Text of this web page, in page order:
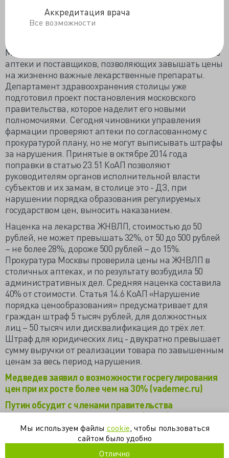
Аккредитация врача
Все возможности
ограничивать импорт лекарств, не имеющих
аналогов в России, не будут, при этом необходимо
Московские власти объявили, что станут штрафовать
аптеки и поставщиков, позволяющих завышать цены
на жизненно важные лекарственные препараты.
Департамент здравоохранения столицы уже
подготовил проект постановления московского
правительства, которое наделит его новыми
полномочиями. Сегодня чиновники управления
фармации проверяют аптеки по согласованному с
прокуратурой плану, но не могут выписывать штрафы
за нарушения. Принятые в октябре 2014 года
поправки в статью 23.51 КоАП позволяют
руководителям органов исполнительной власти
субъектов и их замам, в столице это - ДЗ, при
нарушении порядка образования регулируемых
государством цен, выносить наказанием.
Наценка на лекарства ЖНВЛП, стоимостью до 50
рублей, не может превышать 32%, от 50 до 500 рублей
– не более 28%, дороже 500 рублей – до 15%.
Прокуратура Москвы проверила цены на ЖНВЛП в
столичных аптеках, и по результату возбудила 50
административных дел. Средняя наценка составила
40% от стоимости. Статья 14.6 КоАП «Нарушение
порядка ценообразования» предусматривает для
граждан штраф 5 тысяч рублей, для должностных
лиц – 50 тысяч или дисквалификация до трёх лет.
Штраф для юридических лиц - двукратно превышает
сумму выручки от реализации товара по завышенным
ценам за весь период нарушения.
Медведев заявил о возможности госрегулирования
цен при их росте более чем на 30% (vademec.ru)
Путин обсудит с членами правительства
госполитику в социальной сфере (ria.ru)
Столичные власти получат право штрафовать
аптеки за превышение цен на лекарства
Мы используем файлы cookie , чтобы пользоваться
сайтом было удобно
Отлично